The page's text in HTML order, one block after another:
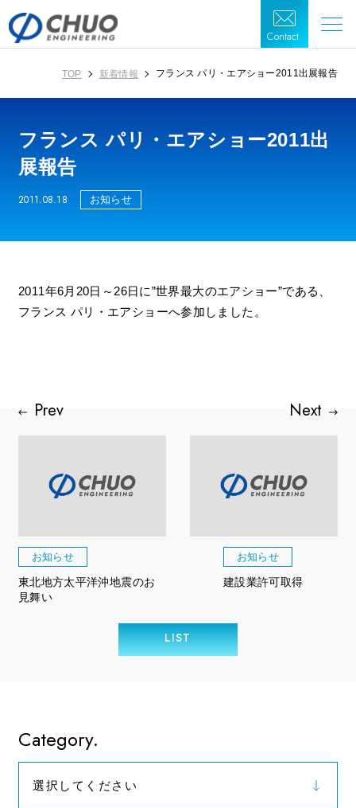
Contact.
TOP 新着情報 フランス パリ・エアショー2011出展報告
フランス パリ・エアショー2011出
展報告
2011.08.18 お知らせ
2011年6月20日～26日に”世界最大のエアショー”である、
フランス パリ・エアショーへ参加しました。
お知らせ
東北地方太平洋沖地震のお
見舞い
お知らせ
建設業許可取得
LIST
Category.
選択してください